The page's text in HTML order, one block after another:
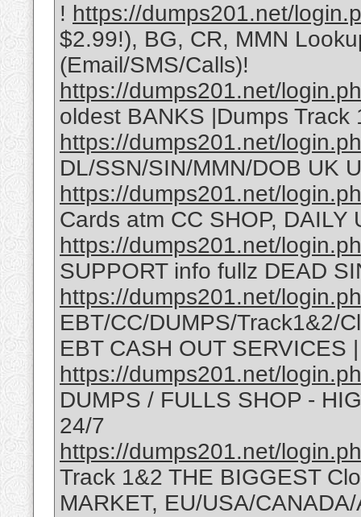
! https://dumps201.net/
$2.99!), BG, CR, MMN
(Email/SMS/Calls)!
https://dumps201.net/
oldest BANKS |Dumps
https://dumps201.net/
DL/SSN/SIN/MMN/DOB UK
https://dumps201.net/
Cards atm CC SHOP, DAILY
https://dumps201.net/
SUPPORT info fullz DEAD
https://dumps201.net/
EBT/CC/DUMPS/Track1&2/
EBT CASH OUT SERVICES
https://dumps201.net/
DUMPS / FULLS SHOP -
24/7
https://dumps201.net/
Track 1&2 THE BIGGEST
MARKET, EU/USA/